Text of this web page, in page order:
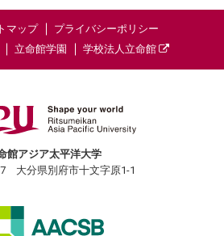
マップ
プライバシーポリシー
立命館学園 学校法人立命館
館アジア太平洋大学
大分県別府市十文字原1-1